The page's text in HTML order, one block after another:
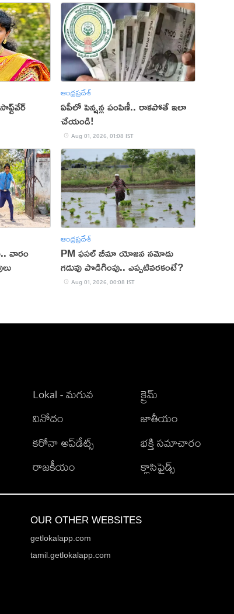
ఆంధ్రప్రదేశ్
ఏపీలో పెన్షన్ల పంపిణీ.. రాకపోతే ఇలా
చేయండి!
Aug 01, 2026, 01:08 IST
వారం
ఆంధ్రప్రదేశ్
PM ఫసల్ బీమా యోజన నమోదు
గడువు పొడిగింపు.. ఎప్పటివరకంటే?
Aug 01, 2026, 00:08 IST
Lokal - మగువ
వినోదం
కరోనా అప్‌డేట్స్
రాజకీయం
క్రైమ్
జాతీయం
భక్తి సమాచారం
క్లాసిఫైడ్స్
OUR OTHER WEBSITES
getlokalapp.com
tamil.getlokalapp.com